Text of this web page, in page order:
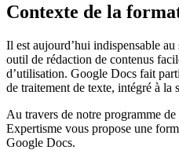
Contexte de la
Il est aujourd’hui indispensable au
outil de rédaction de contenus
d’utilisation. Google Docs fait
de traitement de texte, intégré à
Au travers de notre programme
Expertisme vous propose une
Google Docs.